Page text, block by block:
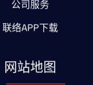
公司服务
联络APP下载
网站地图